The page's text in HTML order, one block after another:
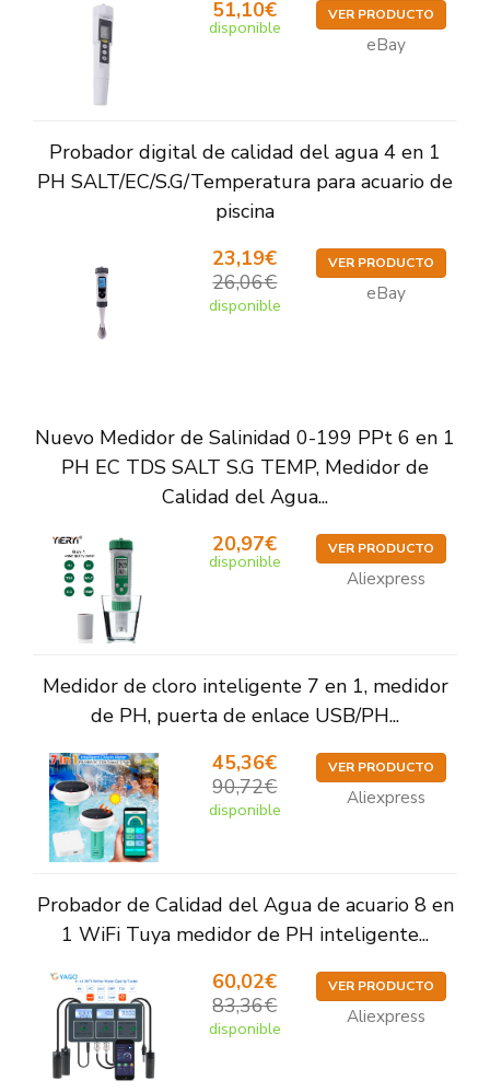
51,10€
disponible
VER PRODUCTO
eBay
Probador digital de calidad del agua 4 en 1
PH SALT/EC/S.G/Temperatura para acuario de
piscina
23,19€
26,06€
disponible
VER PRODUCTO
eBay
Nuevo Medidor de Salinidad 0-199 PPt 6 en 1
PH EC TDS SALT S.G TEMP, Medidor de
Calidad del Agua...
20,97€
disponible
VER PRODUCTO
Aliexpress
Medidor de cloro inteligente 7 en 1, medidor
de PH, puerta de enlace USB/PH...
45,36€
90,72€
disponible
VER PRODUCTO
Aliexpress
Probador de Calidad del Agua de acuario 8 en
1 WiFi Tuya medidor de PH inteligente...
60,02€
83,36€
disponible
VER PRODUCTO
Aliexpress